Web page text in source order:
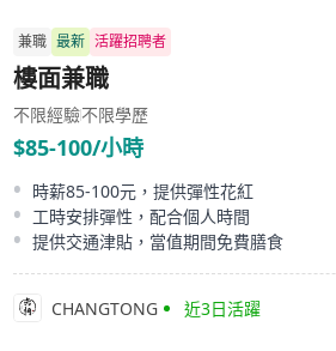
兼職 最新 活躍招聘者
樓面兼職
不限經驗不限學歷
$85-100/小時
時薪85-100元，提供彈性花紅
工時安排彈性，配合個人時間
提供交通津貼，當值期間免費膳食
CHANGTONG 近3日活躍